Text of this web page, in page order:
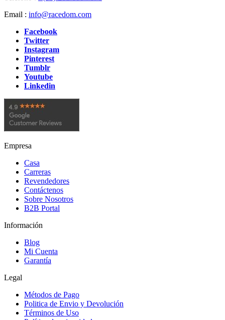
Email : info@racedom.com
Facebook
Twitter
Instagram
Pinterest
Tumblr
Youtube
Linkedin
Empresa
Casa
Carreras
Revendedores
Contáctenos
Sobre Nosotros
B2B Portal
Información
Blog
Mi Cuenta
Garantía
Legal
Métodos de Pago
Politica de Envio y Devolución
Términos de Uso